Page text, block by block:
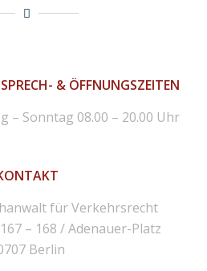
SPRECH- & ÖFFNUNGSZEITEN
– Sonntag 08.00 – 20.00 Uhr
für Verkehrsrecht
– 168 / Adenauer-Platz
Berlin